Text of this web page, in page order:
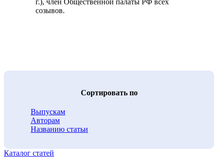
г.), член Общественной палаты РФ всех
созывов.
Cортировать по
Выпускам
Авторам
Названию статьи
Каталог статей